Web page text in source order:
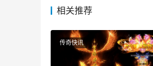
相关推荐
传奇快讯